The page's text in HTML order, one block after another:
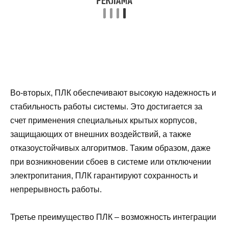
Во-вторых, ПЛК обеспечивают высокую надежность и
стабильность работы системы. Это достигается за
счет применения специальных крытых корпусов,
защищающих от внешних воздействий, а также
отказоустойчивых алгоритмов. Таким образом, даже
при возникновении сбоев в системе или отключении
электропитания, ПЛК гарантируют сохранность и
непрерывность работы.
Третье преимущество ПЛК – возможность интеграции